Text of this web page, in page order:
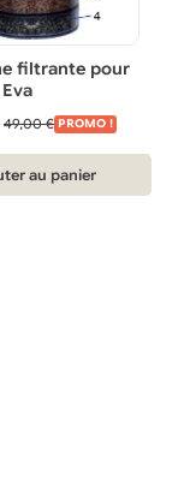
filtrante pour
49,00€ PROMO !
au panier